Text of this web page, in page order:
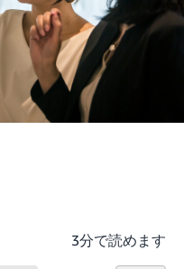
3分で読めます